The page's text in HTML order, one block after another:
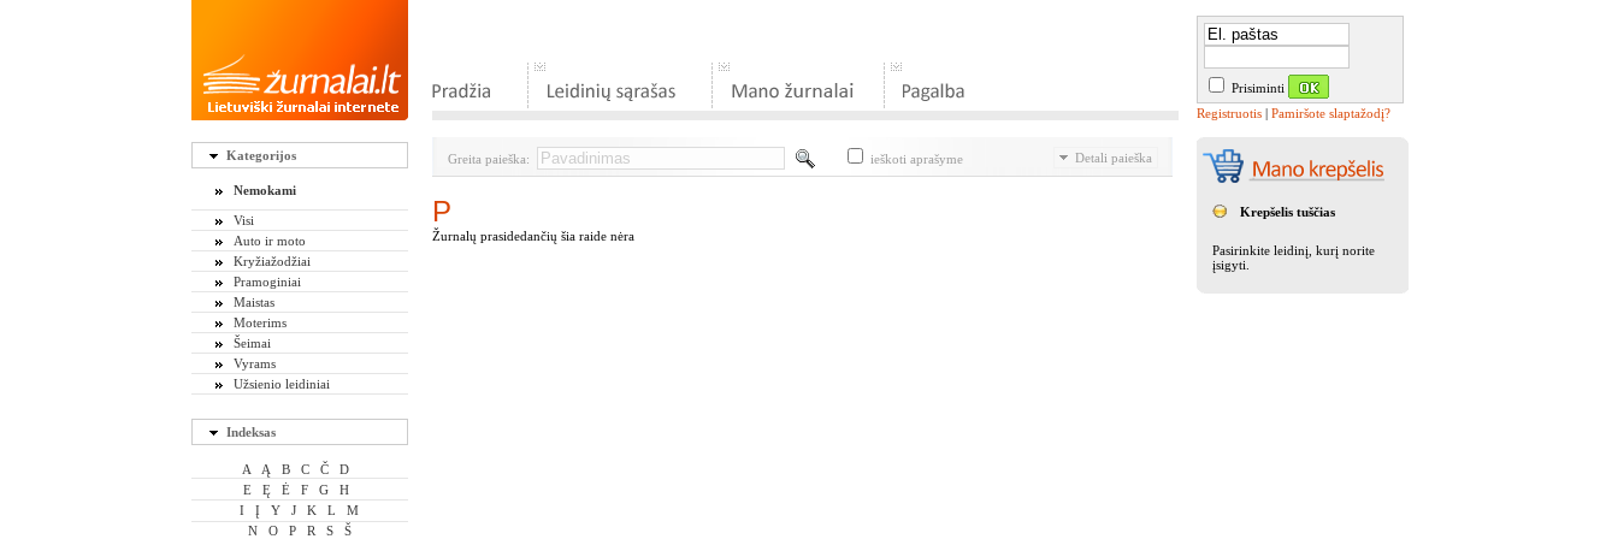
Prisiminti
Registruotis| Pamiršote slaptažodį?
Kategorijos
Nemokami
Visi
Auto ir moto
Kryžiažodžiai
Pramoginiai
Maistas
Moterims
Šeimai
Vyrams
Užsienio leidiniai
Indeksas
A Ą B C Č
D
E
Ę Ė F G
H
I
Į Y J K L
M
N
O P R S
Š
Greita paieška: ieškoti aprašyme Detali paieška
P
Žurnalų prasidedančių šia raide nėra
Krepšelis tuščias
Pasirinkite leidinį, kurį norite
įsigyti.